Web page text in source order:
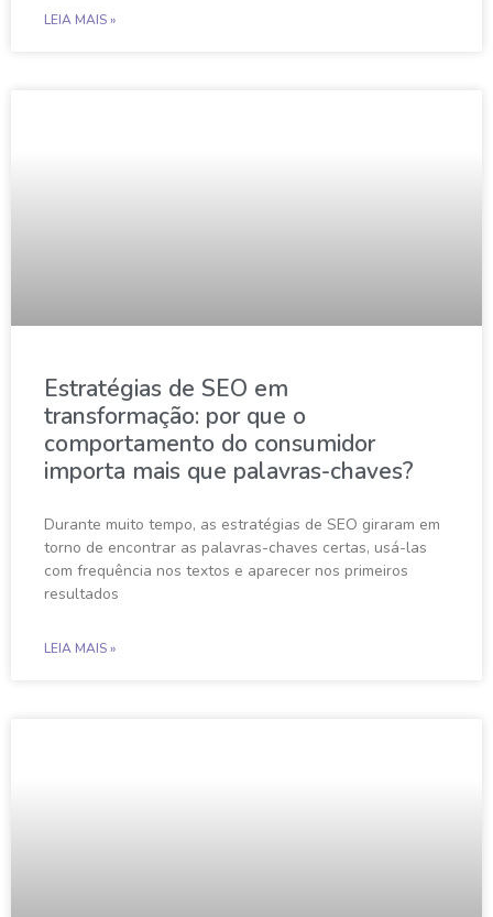
LEIA MAIS »
Estratégias de SEO em
transformação: por que o
comportamento do consumidor
importa mais que palavras-chaves?
Durante muito tempo, as estratégias de SEO giraram em
torno de encontrar as palavras-chaves certas, usá-las
com frequência nos textos e aparecer nos primeiros
resultados
LEIA MAIS »